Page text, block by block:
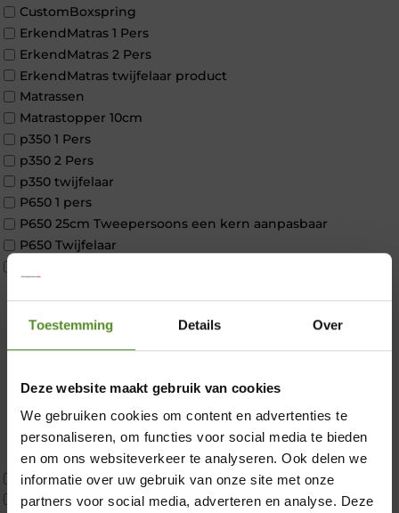
Toestemming Details Over
Deze website maakt gebruik van cookies
We gebruiken cookies om content en advertenties te
personaliseren, om functies voor social media te bieden
en om ons websiteverkeer te analyseren. Ook delen we
informatie over uw gebruik van onze site met onze
partners voor social media, adverteren en analyse. Deze
CustomBoxspring
ErkendMatras 1 Pers
ErkendMatras 2 Pers
ErkendMatras twijfelaar product
Matrassen
Matrastopper 10cm
p350 1 Pers
p350 2 Pers
p350 twijfelaar
P650 1 pers
P650 25cm Tweepersoons een kern aanpasbaar
P650 Twijfelaar
2 personen
2 personen split
Materiaal
Koudschuim
Latex
Traagschuim
Tweepersoons 1 kern
Tweepersoons 1 kern product
×